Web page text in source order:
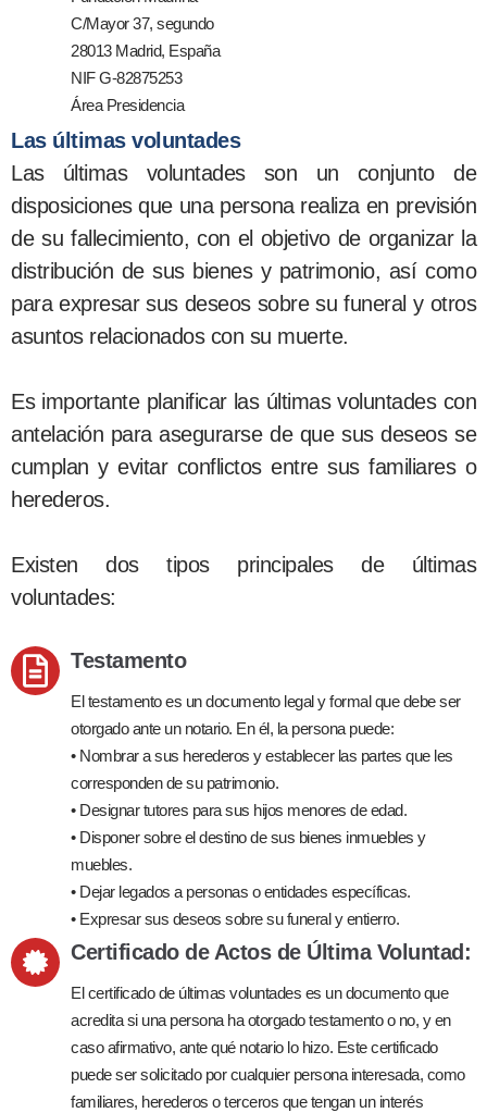
C/Mayor 37, segundo
28013 Madrid, España
NIF G-82875253
Área Presidencia
Las últimas voluntades
Las últimas voluntades son un conjunto de
disposiciones que una persona realiza en previsión
de su fallecimiento, con el objetivo de organizar la
distribución de sus bienes y patrimonio, así como
para expresar sus deseos sobre su funeral y otros
asuntos relacionados con su muerte.
Es importante planificar las últimas voluntades con
antelación para asegurarse de que sus deseos se
cumplan y evitar conflictos entre sus familiares o
herederos.
Existen dos tipos principales de últimas
voluntades:
Testamento
El testamento es un documento legal y formal que debe ser
otorgado ante un notario. En él, la persona puede:
• Nombrar a sus herederos y establecer las partes que les
corresponden de su patrimonio.
• Designar tutores para sus hijos menores de edad.
• Disponer sobre el destino de sus bienes inmuebles y
muebles.
• Dejar legados a personas o entidades específicas.
• Expresar sus deseos sobre su funeral y entierro.
Certificado de Actos de Última Voluntad:
El certificado de últimas voluntades es un documento que
acredita si una persona ha otorgado testamento o no, y en
caso afirmativo, ante qué notario lo hizo. Este certificado
puede ser solicitado por cualquier persona interesada, como
familiares, herederos o terceros que tengan un interés